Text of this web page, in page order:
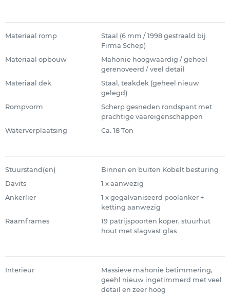
Materiaal romp
Staal (6 mm / 1998 gestraald bij
Firma Schep)
Materiaal opbouw
Mahonie hoogwaardig / geheel
gerenoveerd / veel detail
Materiaal dek
Staal, teakdek (geheel nieuw
gelegd)
Rompvorm
Scherp gesneden rondspant met
prachtige vaareigenschappen
Waterverplaatsing
Ca. 18 Ton
Stuurstand(en)
Binnen en buiten Kobelt besturing
Davits
1 x aanwezig
Ankerlier
1 x gegalvaniseerd poolanker +
ketting aanwezig
Raamframes
19 patrijspoorten koper, stuurhut
hout met slagvast glas
Interieur
Massieve mahonie betimmering,
geehl nieuw ingetimmerd met veel
detail en zeer hoog